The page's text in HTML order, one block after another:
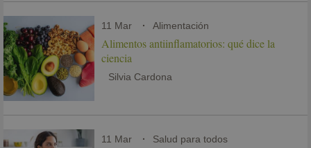
11 Mar Alimentación
Alimentos antiinflamatorios: qué dice la
ciencia
Silvia Cardona
11 Mar Salud para todos